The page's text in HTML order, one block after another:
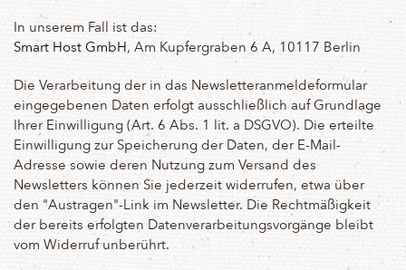
In unserem Fall ist das:
Smart Host GmbH, Am Kupfergraben 6 A, 10117 Berlin
Die Verarbeitung der in das Newsletteranmeldeformular
eingegebenen Daten erfolgt ausschließlich auf Grundlage
Ihrer Einwilligung (Art. 6 Abs. 1 lit. a DSGVO). Die erteilte
Einwilligung zur Speicherung der Daten, der E-Mail-
Adresse sowie deren Nutzung zum Versand des
Newsletters können Sie jederzeit widerrufen, etwa über
den "Austragen"-Link im Newsletter. Die Rechtmäßigkeit
der bereits erfolgten Datenverarbeitungsvorgänge bleibt
vom Widerruf unberührt.